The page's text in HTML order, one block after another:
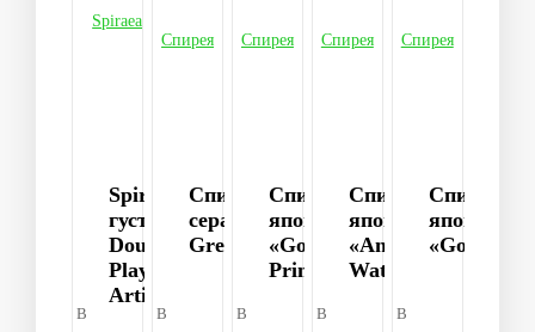
Spiraea
густоцветковая
Double
Play®
Artis
В
Спирея
серая
Grefsheim
В
Спирея
японская
«Golden
Princess»
В
Спирея
японская
«Anthony
Waterer»
В
Спирея
японская
В